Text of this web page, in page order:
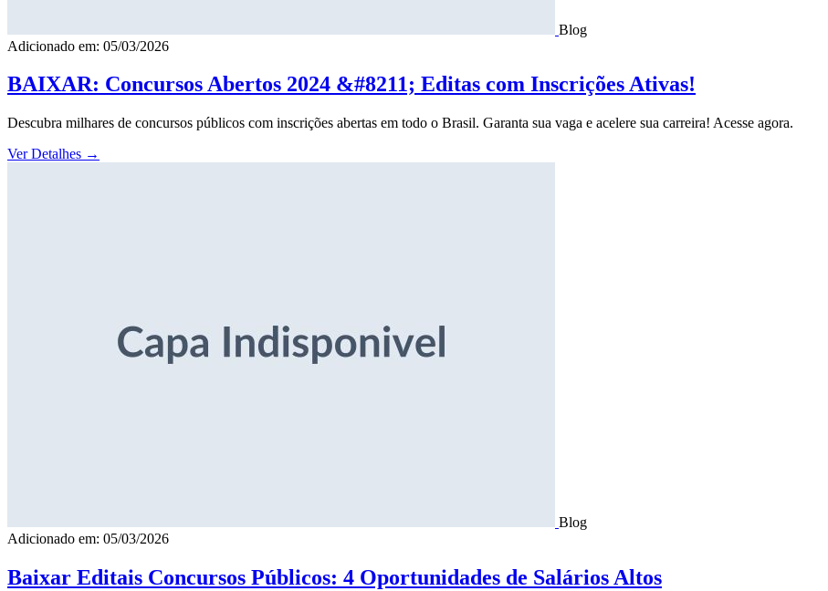
Blog
Adicionado em: 05/03/2026
BAIXAR: Concursos Abertos 2024 &#8211; Editas com Inscrições Ativas!
Descubra milhares de concursos públicos com inscrições abertas em todo o Brasil. Garanta sua vaga e acelere sua carreira! Acesse agora.
Ver Detalhes →
Blog
Adicionado em: 05/03/2026
Baixar Editais Concursos Públicos: 4 Oportunidades de Salários Altos